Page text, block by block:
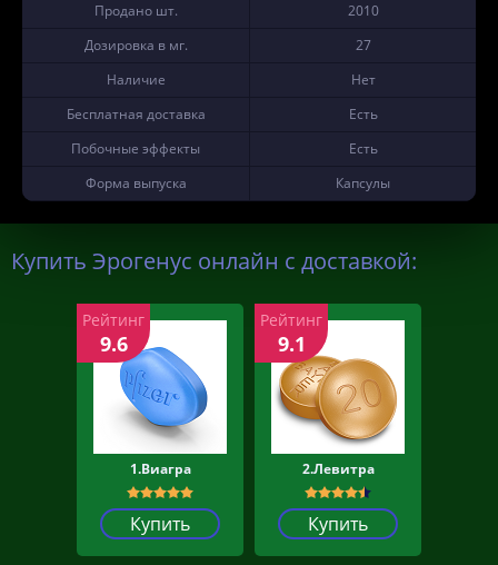
Продано шт.
2010
Дозировка в мг.
27
Наличие
Нет
Бесплатная доставка
Есть
Побочные эффекты
Есть
Форма выпуска
Капсулы
Купить Эрогенус онлайн с доставкой:
1.Виагра
Купить
Рейтинг
9.6
2.Левитра
Купить
Рейтинг
9.1